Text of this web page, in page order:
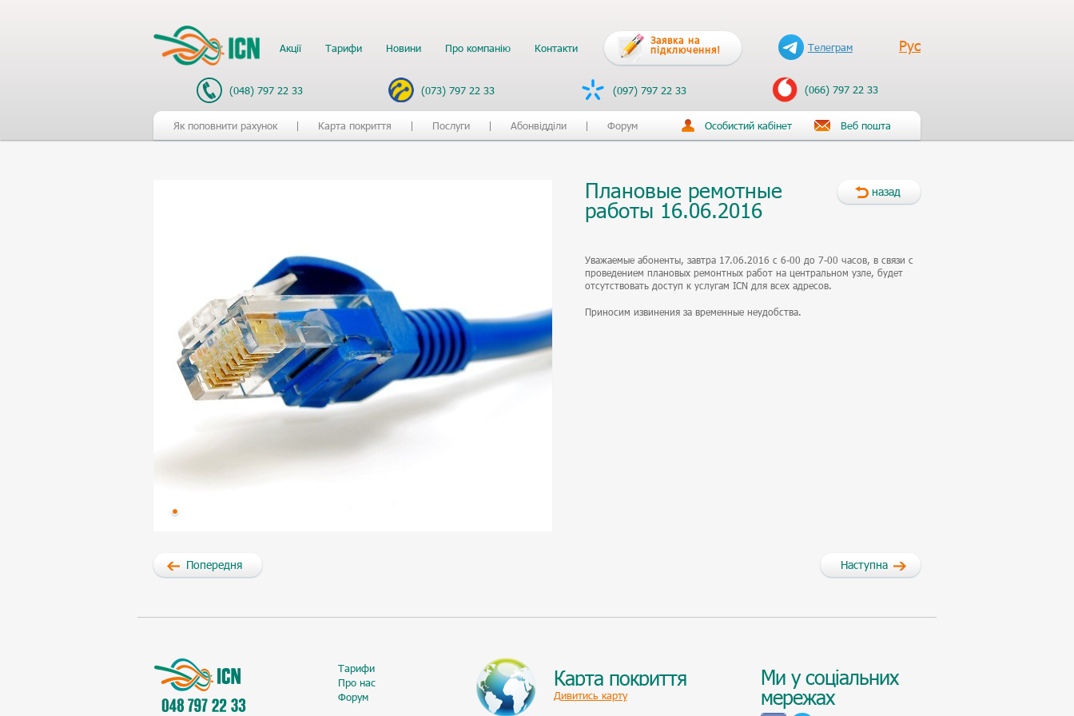
Акції Тарифи Новини Про компанію Контакти
Заявка на
підключення!
Телеграм Рус
(048) 797 22 33 (073) 797 22 33 (097) 797 22 33 (066) 797 22 33
Як поповнити рахунок Карта покриття Послуги Абонвідділи Форум Особистий кабінет Веб пошта
Плановые ремотные
работы 16.06.2016
назад
Уважаемые абоненты, завтра 17.06.2016 с 6-00 до 7-00 часов, в связи с
проведением плановых ремонтных работ на центральном узле, будет
отсутствовать доступ к услугам ICN для всех адресов.
Приносим извинения за временные неудобства.
Попередня Наступна
Тарифи
Про нас
Форум
Карта покриття
Дивитись карту
Ми у соціальних
мережах